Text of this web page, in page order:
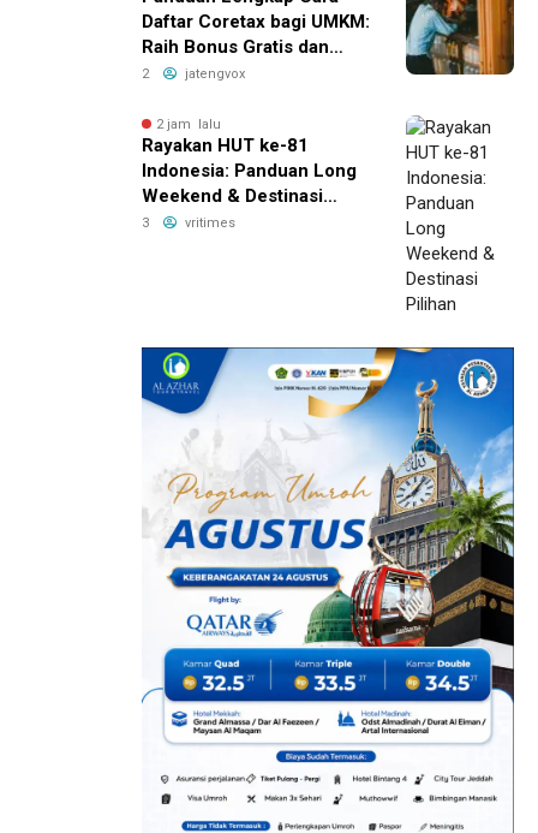
Daftar Coretax bagi UMKM:
Raih Bonus Gratis dan
Tingkatkan Penjualan
2 jatengvox
2 jam lalu
Rayakan HUT ke-81
Indonesia: Panduan Long
Weekend & Destinasi
Pilihan
3 vritimes